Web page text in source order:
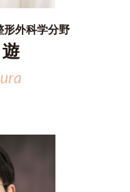
外科学分野